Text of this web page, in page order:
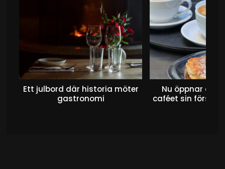
Ett julbord där historia möter
gastronomi
Nu öppnar det
caféet sin första